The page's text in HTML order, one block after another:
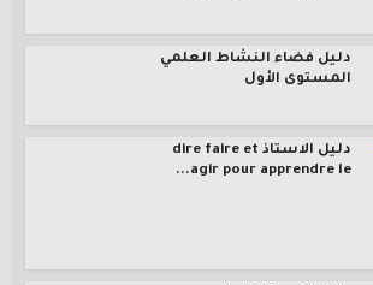
دليل فضاء النشاط العلمي
المستوى الأول
دليل الاستاذ dire faire et
agir pour apprendre le...